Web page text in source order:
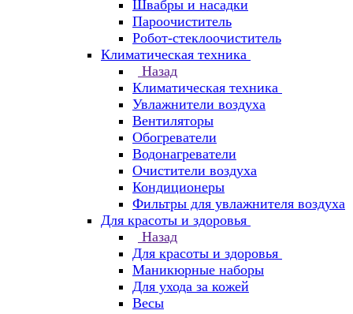
Швабры и насадки
Пароочиститель
Робот-стеклоочиститель
Климатическая техника
Назад
Климатическая техника
Увлажнители воздуха
Вентиляторы
Обогреватели
Водонагреватели
Очистители воздуха
Кондиционеры
Фильтры для увлажнителя воздуха
Для красоты и здоровья
Назад
Для красоты и здоровья
Маникюрные наборы
Для ухода за кожей
Весы